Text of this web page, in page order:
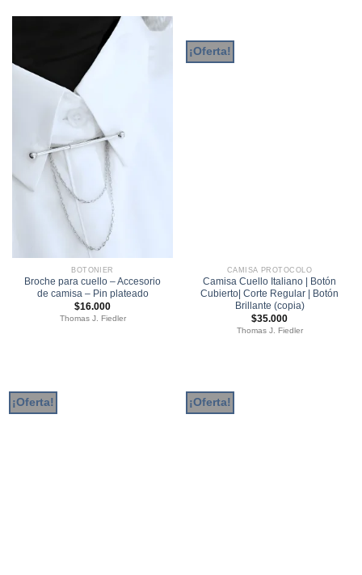
BOTONIER
Broche para cuello – Accesorio
de camisa – Pin plateado
$16.000
Thomas J. Fiedler
¡Oferta!
CAMISA PROTOCOLO
Camisa Cuello Italiano | Botón
Cubierto| Corte Regular | Botón
Brillante (copia)
$35.000
Thomas J. Fiedler
¡Oferta! ¡Oferta!